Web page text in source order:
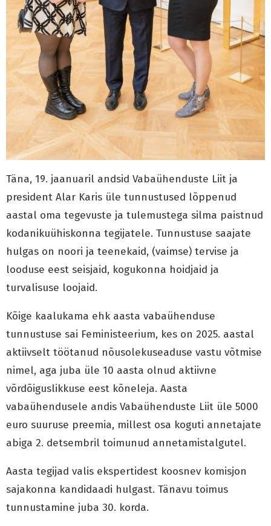
Täna, 19. jaanuaril andsid Vabaühenduste Liit ja
president Alar Karis üle tunnustused lõppenud
aastal oma tegevuste ja tulemustega silma paistnud
kodanikuühiskonna tegijatele. Tunnustuse saajate
hulgas on noori ja teenekaid, (vaimse) tervise ja
looduse eest seisjaid, kogukonna hoidjaid ja
turvalisuse loojaid.
Kõige kaalukama ehk aasta vabaühenduse
tunnustuse sai Feministeerium, kes on 2025. aastal
aktiivselt töötanud nõusolekuseaduse vastu võtmise
nimel, aga juba üle 10 aasta olnud aktiivne
võrdõiguslikkuse eest kõneleja. Aasta
vabaühendusele andis Vabaühenduste Liit üle 5000
euro suuruse preemia, millest osa koguti annetajate
abiga 2. detsembril toimunud annetamistalgutel.
Aasta tegijad valis ekspertidest koosnev komisjon
sajakonna kandidaadi hulgast. Tänavu toimus
tunnustamine juba 30. korda.